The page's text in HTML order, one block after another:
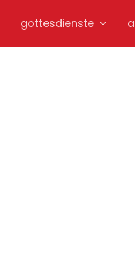
gottesdienste